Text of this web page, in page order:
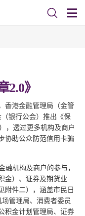
2.0》
香港金融管理局（金管
银行公会）推出《保
，透过更多机构及商户
协助公众防范信用卡骗
融机构及商户的参与，
金）、证券及期货业
附件二），涵盖市民日
管理局、消费者委员
积金计划管理局、证券